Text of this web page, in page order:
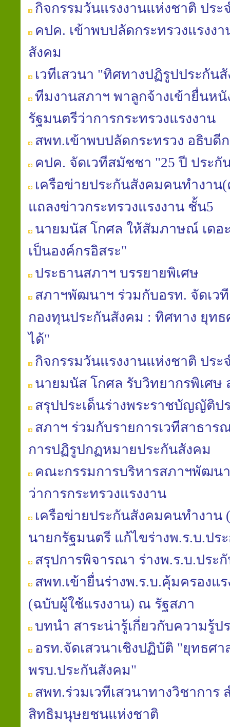
กิจกรรมวันแรงงานแห่งชาติ ประ
คปค. เข้าพบปลัดกระทรวงแรงง
สังคม
เวทีเสวนา "ทิศทางปฏิรูปประกัน
ทีมงานสภาฯ พาลูกจ้างเข้ายื่นห
รัฐมนตรีว่าการกระทรวงแรงงาน
สพท.เข้าพบปลัดกระทรวง อธิบดี
คปค. จัดเวทีสมัชชา "25 ปี ประกั
เครือข่ายประกันสังคมคนทำงาน
แถลงข่าวกระทรวงแรงงาน ชั้น5
นายมนัส โกศล ให้สัมภาษณ์ เดอ
เป็นองค์กรอิสระ"
ประธานสภาฯ บรรยายพิเศษ
สภาฯพัฒนาฯ ร่วมกับอรท. จัดเว
กองทุนประกันสังคม : ทิศทาง ยุท
ได้"
กิจกรรมวันแรงงานแห่งชาติ ประ
นายมนัส โกศล รับวิทยากรพิเศษ
สรุปประเด็นร่างพระราชบัญญัติป
สภาฯ ร่วมกับรายการเวทีสาธา
การปฏิรูปกฏหมายประกันสังคม
คณะกรรมการบริหารสภาฯพัฒน
ว่าการกระทรวงแรงงาน
เครือข่ายประกันสังคมคนทำงาน
นายกรัฐมนตรี แก้ไขร่างพ.ร.บ.ปร
สรุปการพิจารณา ร่างพ.ร.บ.ประ
สพท.เข้ายื่นร่างพ.ร.บ.คุ้มครองแ
(ฉบับผู้ใช้แรงงาน) ณ รัฐสภา
บทนำ สาระน่ารู้เกี่ยวกับความรู้ป
อรท.จัดเสวนาเชิงปฏิบัติ "ยุทธศา
พรบ.ประกันสังคม"
สพท.ร่วมเวทีเสวนาทางวิชากา
สิทธิมนุษยชนแห่งชาติ